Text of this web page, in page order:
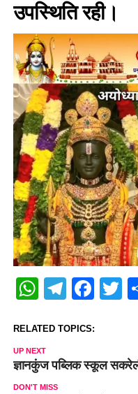
उपस्थिति रही।
WhatsApp
RELATED TOPICS:
UP NEXT
ज्ञानकुंज पब्लिक स्कूल
DON'T MISS